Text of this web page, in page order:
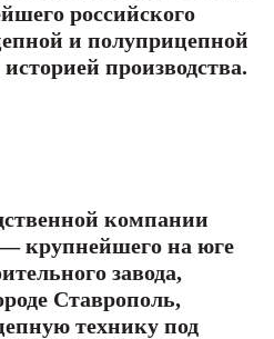
российского
и полуприцепной
производства.
компании
на юге
завода,
Ставрополь,
технику под